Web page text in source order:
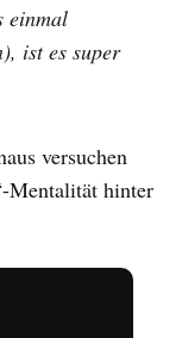
einmal
ist es super
versuchen
Mentalität hinter